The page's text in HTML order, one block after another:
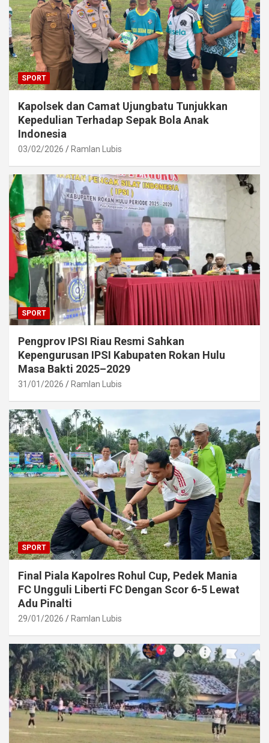
SPORT
Kapolsek dan Camat Ujungbatu Tunjukkan
Kepedulian Terhadap Sepak Bola Anak
Indonesia
03/02/2026 Ramlan Lubis
SPORT
Pengprov IPSI Riau Resmi Sahkan
Kepengurusan IPSI Kabupaten Rokan Hulu
Masa Bakti 2025–2029
31/01/2026 Ramlan Lubis
SPORT
Final Piala Kapolres Rohul Cup, Pedek Mania
FC Ungguli Liberti FC Dengan Scor 6-5 Lewat
Adu Pinalti
29/01/2026 Ramlan Lubis